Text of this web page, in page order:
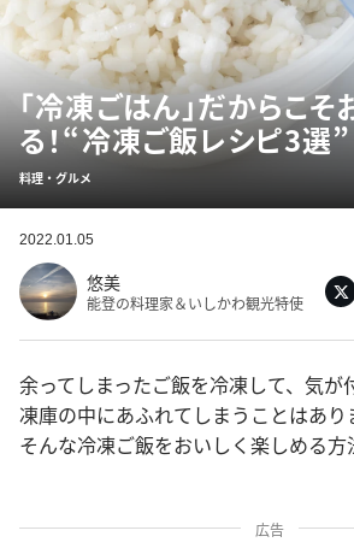
「冷凍ごはん」だからこそ
る！“冷凍ご飯レシピ3選”
料理・グルメ
2022.01.05
悠美
能登の料理家＆いしかわ観光特使
余ってしまったご飯を冷凍して、気が
凍庫の中にあふれてしまうことはあ
そんな冷凍ご飯をおいしく楽しめる方
広告